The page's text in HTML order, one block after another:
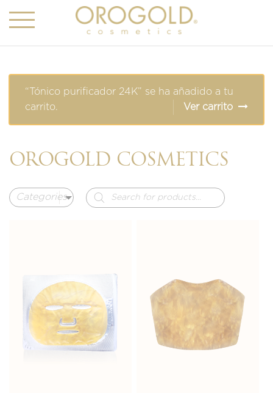
“Tónico purificador 24K” se ha añadido a tu
carrito.
Ver carrito
OROGOLD COSMETICS
Búsqueda
de